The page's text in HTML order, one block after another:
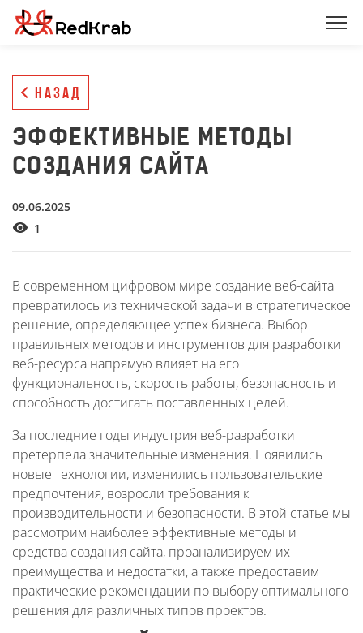
НАЗАД
ЭФФЕКТИВНЫЕ МЕТОДЫ
СОЗДАНИЯ САЙТА
09.06.2025
1
В современном цифровом мире создание веб-сайта
превратилось из технической задачи в стратегическое
решение, определяющее успех бизнеса. Выбор
правильных методов и инструментов для разработки
веб-ресурса напрямую влияет на его
функциональность, скорость работы, безопасность и
способность достигать поставленных целей.
За последние годы индустрия веб-разработки
претерпела значительные изменения. Появились
новые технологии, изменились пользовательские
предпочтения, возросли требования к
производительности и безопасности. В этой статье мы
рассмотрим наиболее эффективные методы и
средства создания сайта, проанализируем их
преимущества и недостатки, а также предоставим
практические рекомендации по выбору оптимального
решения для различных типов проектов.